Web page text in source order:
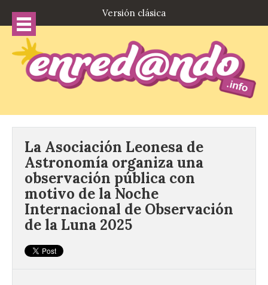
Versión clásica
La Asociación Leonesa de
Astronomía organiza una
observación pública con
motivo de la Noche
Internacional de Observación
de la Luna 2025